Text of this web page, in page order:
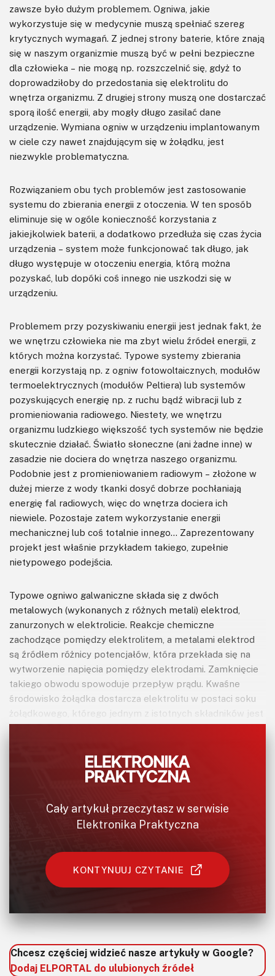
zawsze było dużym problemem. Ogniwa, jakie
wykorzystuje się w medycynie muszą spełniać szereg
krytycznych wymagań. Z jednej strony baterie, które znają
się w naszym organizmie muszą być w pełni bezpieczne
dla człowieka – nie mogą np. rozszczelnić się, gdyż to
doprowadziłoby do przedostania się elektrolitu do
wnętrza organizmu. Z drugiej strony muszą one dostarczać
sporą ilość energii, aby mogły długo zasilać dane
urządzenie. Wymiana ogniw w urządzeniu implantowanym
w ciele czy nawet znajdującym się w żołądku, jest
niezwykle problematyczna.
Rozwiązaniem obu tych problemów jest zastosowanie
systemu do zbierania energii z otoczenia. W ten sposób
eliminuje się w ogóle konieczność korzystania z
jakiejkolwiek baterii, a dodatkowo przedłuża się czas życia
urządzenia – system może funkcjonować tak długo, jak
długo występuje w otoczeniu energia, którą można
pozyskać, lub dopóki coś innego nie uszkodzi się w
urządzeniu.
Problemem przy pozyskiwaniu energii jest jednak fakt, że
we wnętrzu człowieka nie ma zbyt wielu źródeł energii, z
których można korzystać. Typowe systemy zbierania
energii korzystają np. z ogniw fotowoltaicznych, modułów
termoelektrycznych (modułów Peltiera) lub systemów
pozyskujących energię np. z ruchu bądź wibracji lub z
promieniowania radiowego. Niestety, we wnętrzu
organizmu ludzkiego większość tych systemów nie będzie
skutecznie działać. Światło słoneczne (ani żadne inne) w
zasadzie nie dociera do wnętrza naszego organizmu.
Podobnie jest z promieniowaniem radiowym – złożone w
dużej mierze z wody tkanki dosyć dobrze pochłaniają
energię fal radiowych, więc do wnętrza dociera ich
niewiele. Pozostaje zatem wykorzystanie energii
mechanicznej lub coś totalnie innego… Zaprezentowany
projekt jest właśnie przykładem takiego, zupełnie
nietypowego podejścia.
Typowe ogniwo galwaniczne składa się z dwóch
metalowych (wykonanych z różnych metali) elektrod,
zanurzonych w elektrolicie. Reakcje chemiczne
zachodzące pomiędzy elektrolitem, a metalami elektrod
są źródłem różnicy potencjałów, która przekłada się na
wytworzenie napięcia pomiędzy elektrodami. Zamknięcie
takiego obwodu spowoduje przepływ prądu. Kwaśne
środowisko żołądka dostarcza elektrolitu w postaci soku
żołądkowego, którego jednym z istotnych składników jest
kwas solny (który nadaje wnętrzu naszego żołądka pH na
zanurzone w nim, odpowiednie elektrody.
Cały artykuł przeczytasz w serwisie
Elektronika Praktyczna
KONTYNUUJ CZYTANIE
Chcesz częściej widzieć nasze artykuły w Google?
Dodaj ELPORTAL do ulubionych źródeł